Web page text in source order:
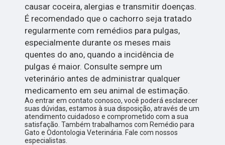
causar coceira, alergias e transmitir doenças.
É recomendado que o cachorro seja tratado
regularmente com remédios para pulgas,
especialmente durante os meses mais
quentes do ano, quando a incidência de
pulgas é maior. Consulte sempre um
veterinário antes de administrar qualquer
medicamento em seu animal de estimação.
Ao entrar em contato conosco, você poderá esclarecer
suas dúvidas, estamos à sua disposição, através de um
atendimento cuidadoso e comprometido com a sua
satisfação. Também trabalhamos com Remédio para
Gato e Odontologia Veterinária. Fale com nossos
especialistas.